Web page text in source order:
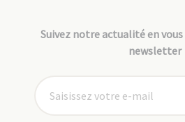
Suivez notre actualité en
newsletter